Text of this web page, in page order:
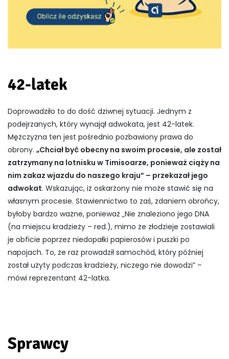
42-latek
Doprowadziło to do dość dziwnej sytuacji. Jednym z
podejrzanych, który wynajął adwokata, jest 42-latek.
Mężczyzna ten jest pośrednio pozbawiony prawa do
obrony. „Chciał być obecny na swoim procesie, ale został
zatrzymany na lotnisku w Timisoarze, ponieważ ciąży na
nim zakaz wjazdu do naszego kraju” – przekazał jego
adwokat. Wskazując, iż oskarżony nie może stawić się na
własnym procesie. Stawiennictwo to zaś, zdaniem obrońcy,
byłoby bardzo ważne, ponieważ „Nie znaleziono jego DNA
(na miejscu kradzieży – red.), mimo że złodzieje zostawiali
je obficie poprzez niedopałki papierosów i puszki po
napojach. To, że raz prowadził samochód, który później
został użyty podczas kradzieży, niczego nie dowodzi” –
mówi reprezentant 42-latka.
Sprawcy